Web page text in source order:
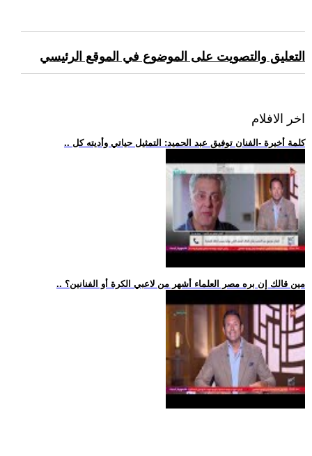
التعليق والتصويت على الموضوع في الموقع الرئيسي
اخر الافلام
.. كلمة أخيرة -الفنان توفيق عبد الحميد: التمثيل حياتي وأديته كل
.. مين قالك إن بره مصر العلماء أشهر من لاعبي الكرة أو الفنانين؟